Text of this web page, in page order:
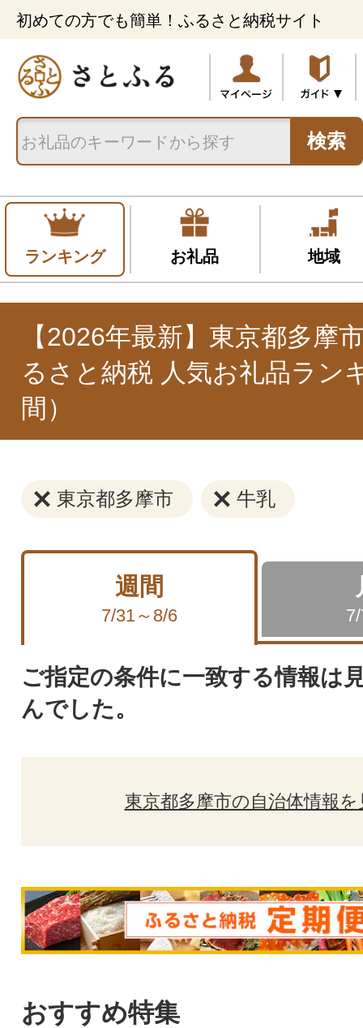
初めての方でも簡単！ふるさと納税サイト
検索
ランキング お礼品 地域
【2026年最新】東京都多摩
るさと納税 人気お礼品ラン
間）
東京都多摩市 牛乳
週間
7/31～8/6
ご指定の条件に一致する情報は
んでした。
東京都多摩市の自治体情報を
おすすめ特集